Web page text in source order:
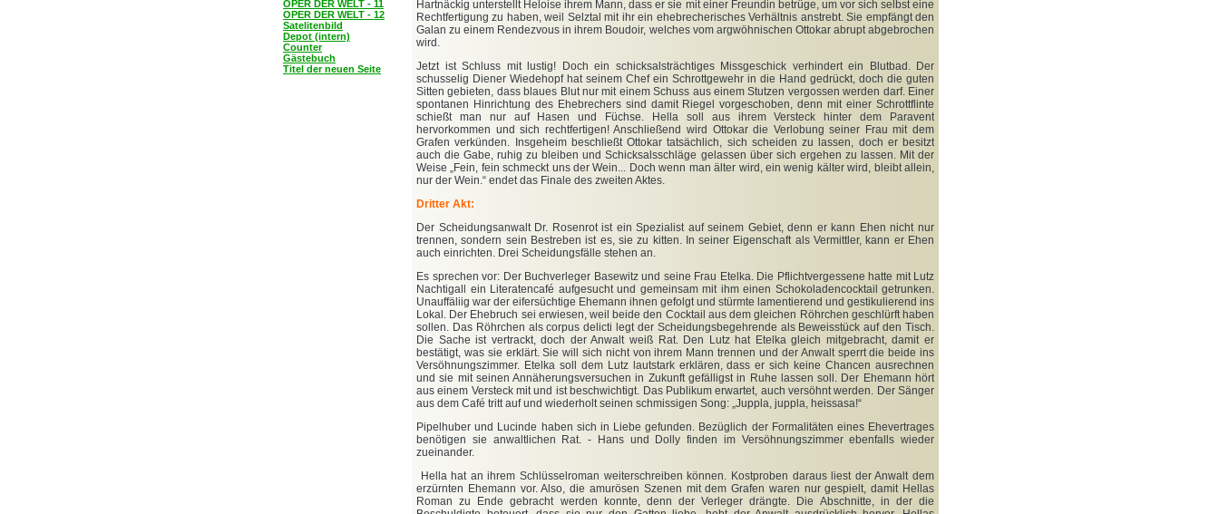
OPER DER WELT - 11
OPER DER WELT - 12
Satelitenbild
Depot (intern)
Counter
Gästebuch
Titel der neuen Seite
Hartnäckig unterstellt Heloise ihrem Mann, dass er sie mit einer Freundin betrüge, um vor sich selbst eine
Rechtfertigung zu haben, weil Selztal mit ihr ein ehebrecherisches Verhältnis anstrebt. Sie empfängt den
Galan zu einem Rendezvous in ihrem Boudoir, welches vom argwöhnischen Ottokar abrupt abgebrochen
wird.
Jetzt ist Schluss mit lustig! Doch ein schicksalsträchtiges Missgeschick verhindert ein Blutbad. Der
schusselig Diener Wiedehopf hat seinem Chef ein Schrottgewehr in die Hand gedrückt, doch die guten
Sitten gebieten, dass blaues Blut nur mit einem Schuss aus einem Stutzen vergossen werden darf. Einer
spontanen Hinrichtung des Ehebrechers sind damit Riegel vorgeschoben, denn mit einer Schrottflinte
schießt man nur auf Hasen und Füchse. Hella soll aus ihrem Versteck hinter dem Paravent
hervorkommen und sich rechtfertigen! Anschließend wird Ottokar die Verlobung seiner Frau mit dem
Grafen verkünden. Insgeheim beschließt Ottokar tatsächlich, sich scheiden zu lassen, doch er besitzt
auch die Gabe, ruhig zu bleiben und Schicksalsschläge gelassen über sich ergehen zu lassen. Mit der
Weise „Fein, fein schmeckt uns der Wein... Doch wenn man älter wird, ein wenig kälter wird, bleibt allein,
nur der Wein.“ endet das Finale des zweiten Aktes.
Dritter Akt:
Der Scheidungsanwalt Dr. Rosenrot ist ein Spezialist auf seinem Gebiet, denn er kann Ehen nicht nur
trennen, sondern sein Bestreben ist es, sie zu kitten. In seiner Eigenschaft als Vermittler, kann er Ehen
auch einrichten. Drei Scheidungsfälle stehen an.
Es sprechen vor: Der Buchverleger Basewitz und seine Frau Etelka. Die Pflichtvergessene hatte mit Lutz
Nachtigall ein Literatencafé aufgesucht und gemeinsam mit ihm einen Schokoladencocktail getrunken.
Unauffäliig war der eifersüchtige Ehemann ihnen gefolgt und stürmte lamentierend und gestikulierend ins
Lokal. Der Ehebruch sei erwiesen, weil beide den Cocktail aus dem gleichen Röhrchen geschlürft haben
sollen. Das Röhrchen als corpus delicti legt der Scheidungsbegehrende als Beweisstück auf den Tisch.
Die Sache ist vertrackt, doch der Anwalt weiß Rat. Den Lutz hat Etelka gleich mitgebracht, damit er
bestätigt, was sie erklärt. Sie will sich nicht von ihrem Mann trennen und der Anwalt sperrt die beide ins
Versöhnungszimmer. Etelka soll dem Lutz lautstark erklären, dass er sich keine Chancen ausrechnen
und sie mit seinen Annäherungsversuchen in Zukunft gefälligst in Ruhe lassen soll. Der Ehemann hört
aus einem Versteck mit und ist beschwichtigt. Das Publikum erwartet, auch versöhnt werden. Der Sänger
aus dem Café tritt auf und wiederholt seinen schmissigen Song: „Juppla, juppla, heissasa!“
Pipelhuber und Lucinde haben sich in Liebe gefunden. Bezüglich der Formalitäten eines Ehevertrages
benötigen sie anwaltlichen Rat. - Hans und Dolly finden im Versöhnungszimmer ebenfalls wieder
zueinander.
Hella hat an ihrem Schlüsselroman weiterschreiben können. Kostproben daraus liest der Anwalt dem
erzürnten Ehemann vor. Also, die amurösen Szenen mit dem Grafen waren nur gespielt, damit Hellas
Roman zu Ende gebracht werden konnte, denn der Verleger drängte. Die Abschnitte, in der die